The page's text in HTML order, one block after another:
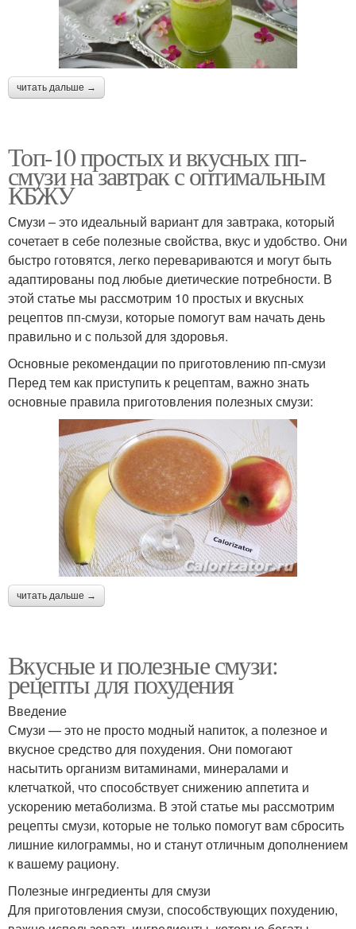
читать дальше →
Топ-10 простых и вкусных пп-
смузи на завтрак с оптимальным
КБЖУ
Смузи – это идеальный вариант для завтрака, который
сочетает в себе полезные свойства, вкус и удобство. Они
быстро готовятся, легко перевариваются и могут быть
адаптированы под любые диетические потребности. В
этой статье мы рассмотрим 10 простых и вкусных
рецептов пп-смузи, которые помогут вам начать день
правильно и с пользой для здоровья.
Основные рекомендации по приготовлению пп-смузи
Перед тем как приступить к рецептам, важно знать
основные правила приготовления полезных смузи:
читать дальше →
Вкусные и полезные смузи:
рецепты для похудения
Введение
Смузи — это не просто модный напиток, а полезное и
вкусное средство для похудения. Они помогают
насытить организм витаминами, минералами и
клетчаткой, что способствует снижению аппетита и
ускорению метаболизма. В этой статье мы рассмотрим
рецепты смузи, которые не только помогут вам сбросить
лишние килограммы, но и станут отличным дополнением
к вашему рациону.
Полезные ингредиенты для смузи
Для приготовления смузи, способствующих похудению,